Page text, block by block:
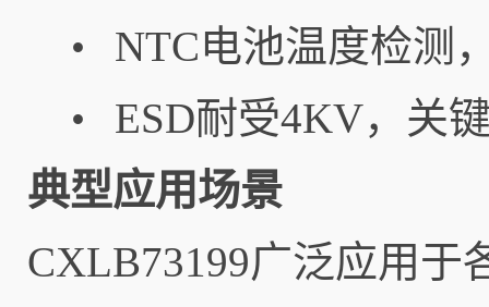
• NTC电池温度检测
• ESD耐受4KV，关
典型应用场景
CXLB73199广泛应用于